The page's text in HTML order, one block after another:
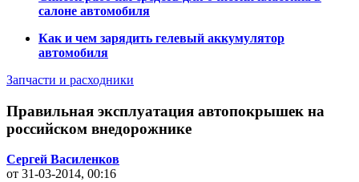
салоне автомобиля
Как и чем зарядить гелевый аккумулятор
автомобиля
Запчасти и расходники
Правильная эксплуатация автопокрышек на
российском внедорожнике
Сергей Василенков
от 31-03-2014, 00:16